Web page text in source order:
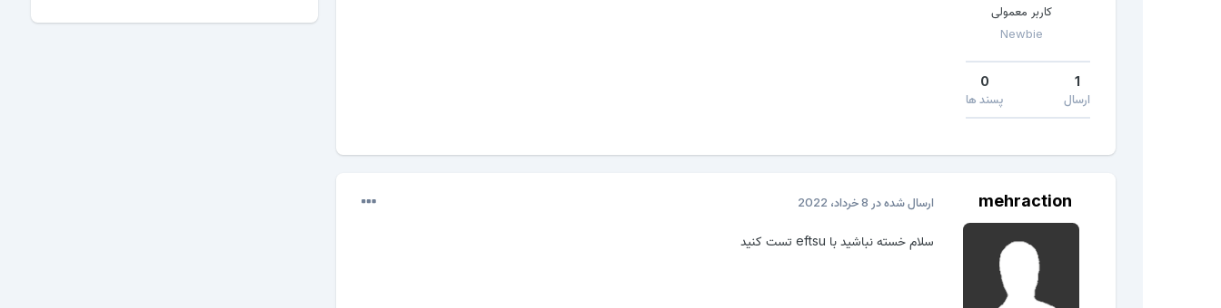
کاربر معمولی
Newbie
1
ارسال
0
پسند ها
mehraction ارسال شده در 8 خرداد، 2022
سلام خسته نباشید با eftsu تست کنید